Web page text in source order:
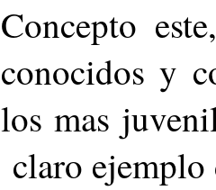
Concepto
conocidos y
los mas
claro